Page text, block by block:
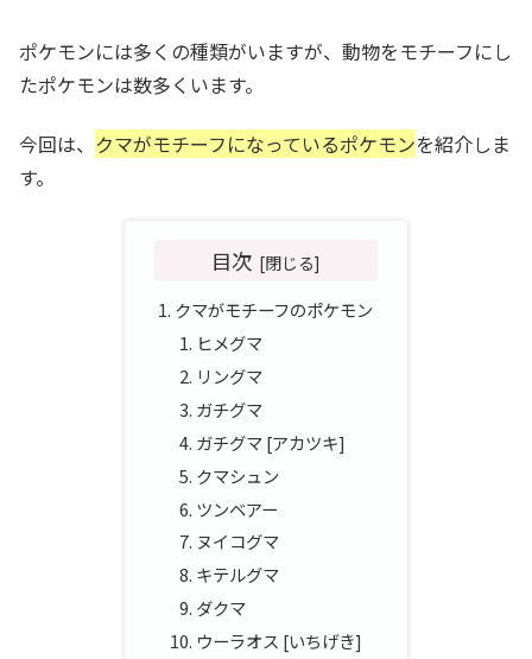
ポケモンには多くの種類がいますが、動物をモチーフにし
たポケモンは数多くいます。
今回は、 クマがモチーフになっているポケモンを紹介しま
す。
目次
クマがモチーフのポケモン
ヒメグマ
リングマ
ガチグマ
ガチグマ [アカツキ]
クマシュン
ツンベアー
ヌイコグマ
キテルグマ
ダクマ
ウーラオス [いちげき]